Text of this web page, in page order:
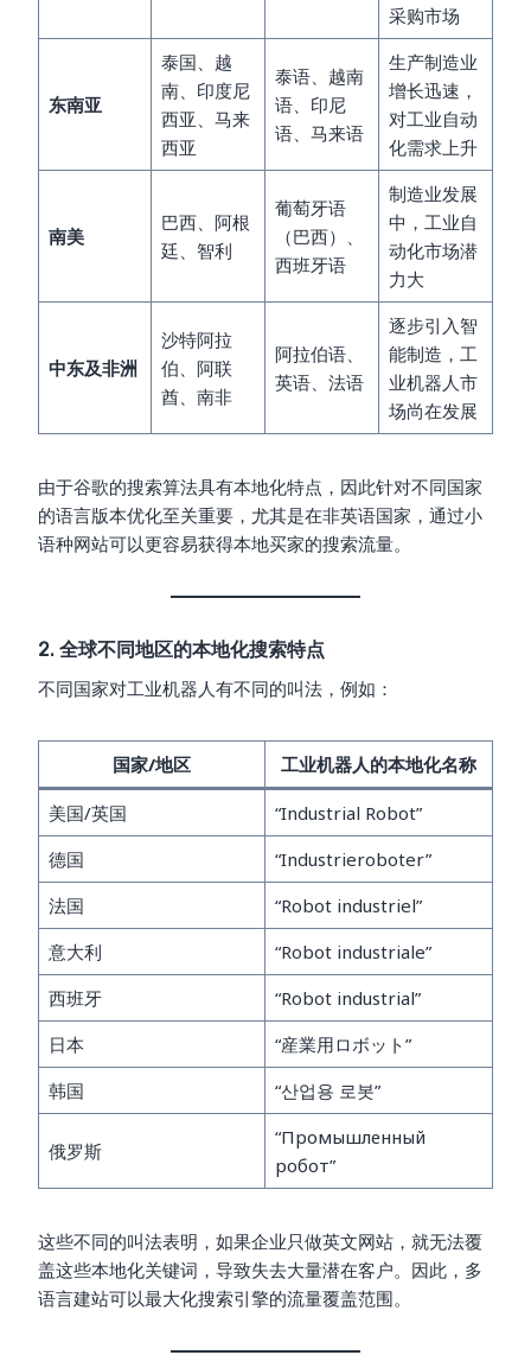
采购市场
东南亚
泰国、越
南、印度尼
西亚、马来
西亚
泰语、越南
语、印尼
语、马来语
生产制造业
增长迅速，
对工业自动
化需求上升
南美
巴西、阿根
廷、智利
葡萄牙语
（巴西）、
西班牙语
制造业发展
中，工业自
动化市场潜
力大
中东及非洲
沙特阿拉
伯、阿联
酋、南非
阿拉伯语、
英语、法语
逐步引入智
能制造，工
业机器人市
场尚在发展
由于谷歌的搜索算法具有本地化特点，因此针对不同国家
的语言版本优化至关重要，尤其是在非英语国家，通过小
语种网站可以更容易获得本地买家的搜索流量。
2. 全球不同地区的本地化搜索特点
不同国家对工业机器人有不同的叫法，例如：
国家/地区 工业机器人的本地化名称
美国/英国
“Industrial Robot”
德国
“Industrieroboter”
法国
“Robot industriel”
意大利
“Robot industriale”
西班牙
“Robot industrial”
日本
“産業用ロボット”
韩国
“산업용 로봇”
俄罗斯
“Промышленный
робот”
这些不同的叫法表明，如果企业只做英文网站，就无法覆
盖这些本地化关键词，导致失去大量潜在客户。因此，多
语言建站可以最大化搜索引擎的流量覆盖范围。